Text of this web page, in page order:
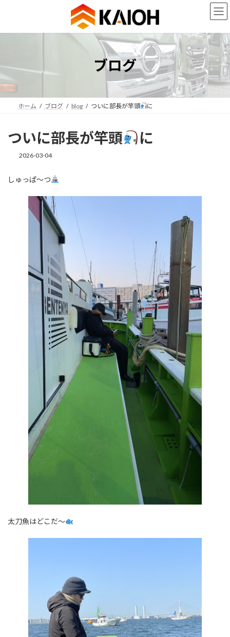
ン
ス
キ
ッ
プ
ー
ン
に
移
動
ブログ
ホーム ブログ blog ついに部長が竿頭 に
ついに部長が竿頭 に
2026-03-04
しゅっぱ～つ
太刀魚はどこだ～